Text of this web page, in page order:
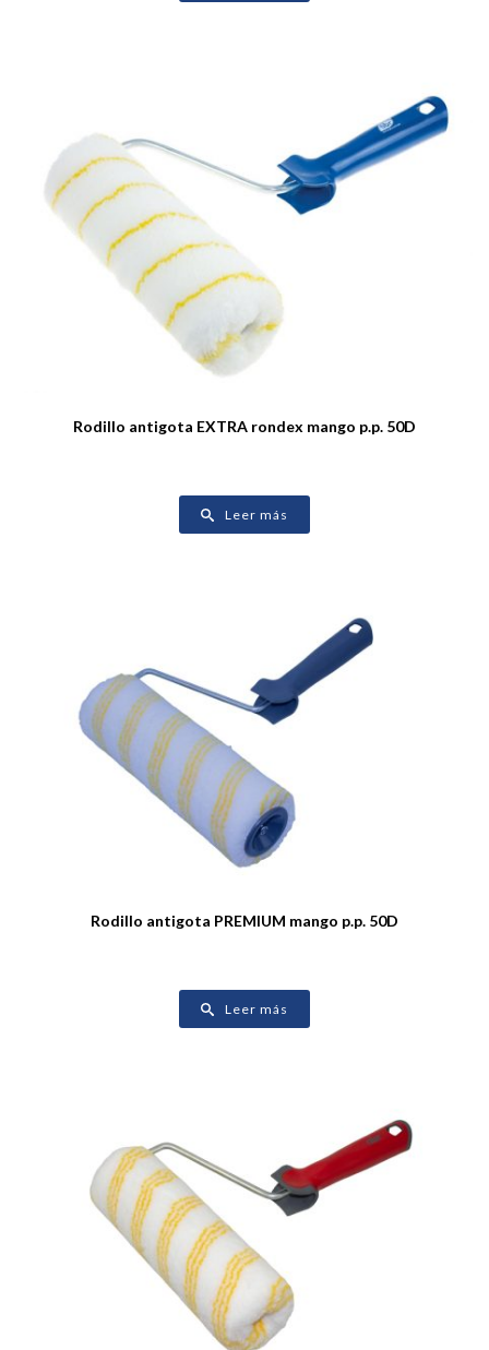
Rodillo antigota EXTRA rondex mango p.p. 50D
Leer más
Rodillo antigota PREMIUM mango p.p. 50D
Leer más